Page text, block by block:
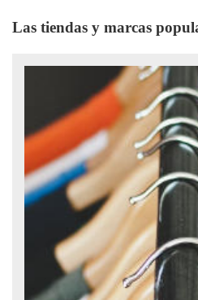
Las tiendas y marcas